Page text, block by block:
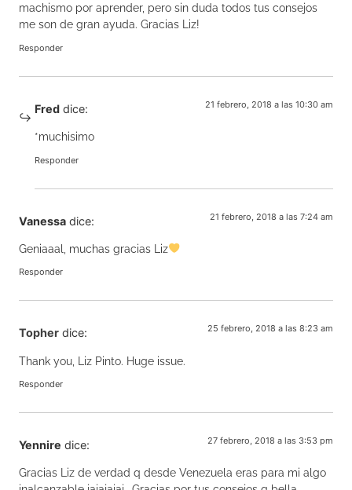
machismo por aprender, pero sin duda todos tus consejos
me son de gran ayuda. Gracias Liz!
Responder
Fred dice: 21 febrero, 2018 a las 10:30 am
*muchisimo
Responder
Vanessa dice: 21 febrero, 2018 a las 7:24 am
Geniaaal, muchas gracias Liz
Responder
Topher dice: 25 febrero, 2018 a las 8:23 am
Thank you, Liz Pinto. Huge issue.
Responder
Yennire dice: 27 febrero, 2018 a las 3:53 pm
Gracias Liz de verdad q desde Venezuela eras para mi algo